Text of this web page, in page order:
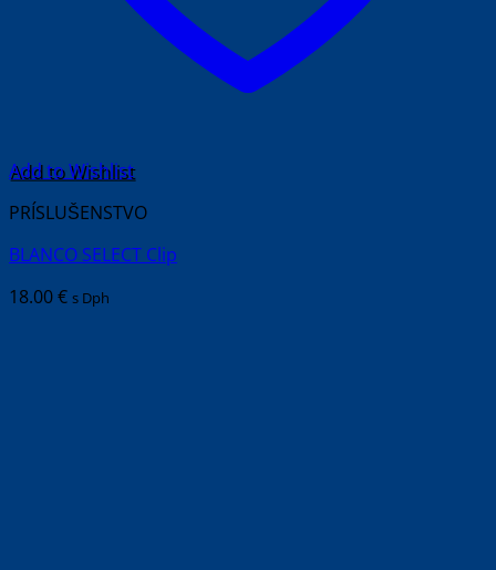
Add to Wishlist
PRÍSLUŠENSTVO
BLANCO SELECT Clip
18.00€ s Dph